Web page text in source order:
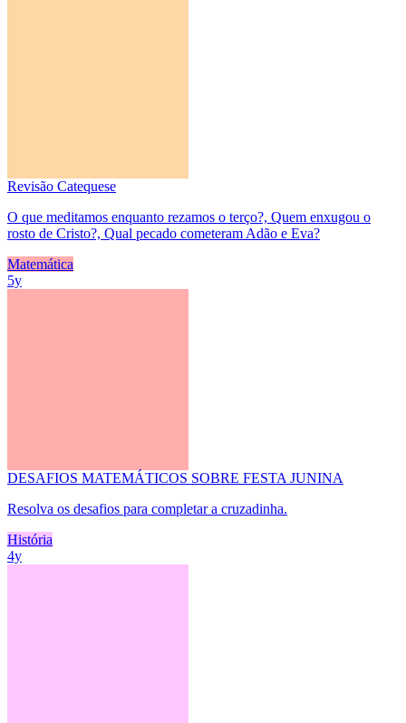
Revisão Catequese
O que meditamos enquanto rezamos o terço?, Quem enxugou o
rosto de Cristo?, Qual pecado cometeram Adão e Eva?
Matemática
5y
DESAFIOS MATEMÁTICOS SOBRE FESTA JUNINA
Resolva os desafios para completar a cruzadinha.
História
4y